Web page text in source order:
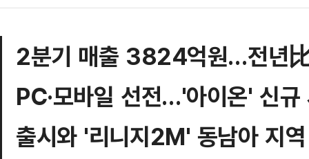
2분기 매출 3824억원…전년
PC·모바일 선전…'아이온' 신규
출시와 '리니지2M' 동남아 지